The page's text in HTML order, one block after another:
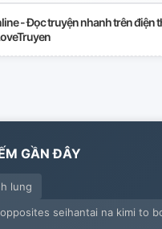
- Đọc truyện nhanh trên điện
GẦN ĐÂY
lung
seihantai na kimi to